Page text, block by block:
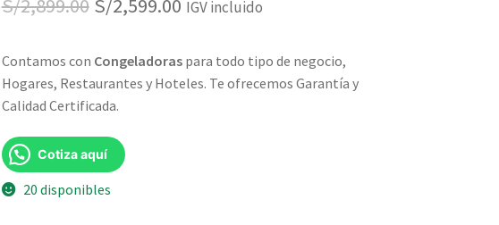
S/2,899.00
original
era:
S/2,899.00.
S/2,599.00
actual
IGV incluido
Contamos con Congeladoraspara todo tipo de negocio,
Hogares, Restaurantes y Hoteles. Te ofrecemos Garantía y
Calidad Certificada.
Cotiza aquí
20 disponibles